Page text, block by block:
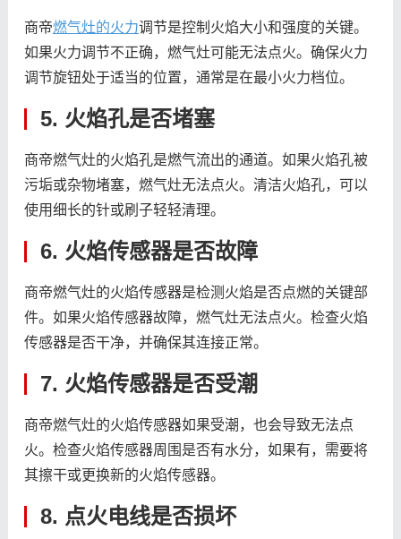
商帝燃气灶的火力调节是控制火焰大小和强度的关键。
如果火力调节不正确，燃气灶可能无法点火。确保火力
调节旋钮处于适当的位置，通常是在最小火力档位。
5. 火焰孔是否堵塞
商帝燃气灶的火焰孔是燃气流出的通道。如果火焰孔被
污垢或杂物堵塞，燃气灶无法点火。清洁火焰孔，可以
使用细长的针或刷子轻轻清理。
6. 火焰传感器是否故障
商帝燃气灶的火焰传感器是检测火焰是否点燃的关键部
件。如果火焰传感器故障，燃气灶无法点火。检查火焰
传感器是否干净，并确保其连接正常。
7. 火焰传感器是否受潮
商帝燃气灶的火焰传感器如果受潮，也会导致无法点
火。检查火焰传感器周围是否有水分，如果有，需要将
其擦干或更换新的火焰传感器。
8. 点火电线是否损坏